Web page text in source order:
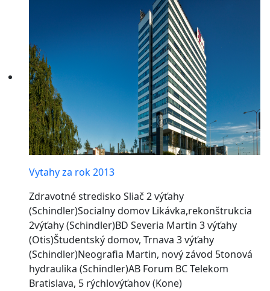
Vytahy za rok 2013
Zdravotné stredisko Sliač 2 výťahy
(Schindler)Socialny domov Likávka,rekonštrukcia
2výťahy (Schindler)BD Severia Martin 3 výťahy
(Otis)Študentský domov, Trnava 3 výťahy
(Schindler)Neografia Martin, nový závod 5tonová
hydraulika (Schindler)AB Forum BC Telekom
Bratislava, 5 rýchlovýťahov (Kone)